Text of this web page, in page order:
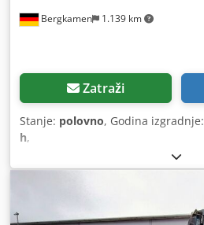
Bergkamen 1.139 km
Zatraži
Stanje: polovno, Godina izgradnje:
h,